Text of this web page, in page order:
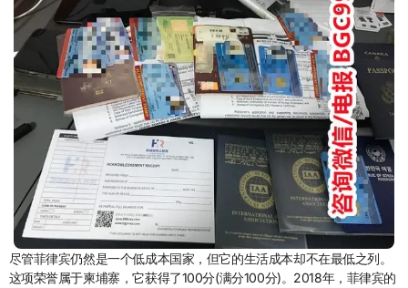
尽管菲律宾仍然是一个低成本国家，但它的生活成本却不在最低之列。
这项荣誉属于柬埔寨，它获得了100分(满分100分)。2018年，菲律宾的